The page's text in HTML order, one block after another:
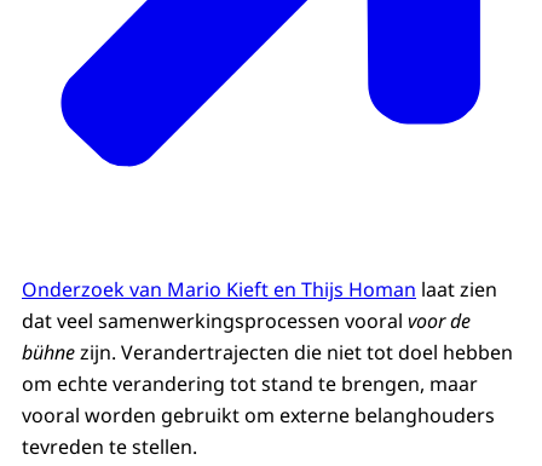
Onderzoek van Mario Kieft en Thijs Homan laat zien
dat veel samenwerkingsprocessen vooral voor de
bühnezijn. Verandertrajecten die niet tot doel hebben
om echte verandering tot stand te brengen, maar
vooral worden gebruikt om externe belanghouders
tevreden te stellen.